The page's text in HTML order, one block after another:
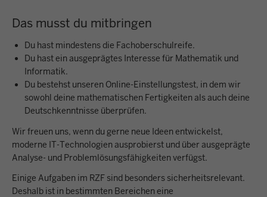
Das musst du mitbringen
Du hast mindestens die Fachoberschulreife.
Du hast ein ausgeprägtes Interesse für Mathematik und
Informatik.
Du bestehst unseren Online-Einstellungstest, in dem wir
sowohl deine mathematischen Fertigkeiten als auch deine
Deutschkenntnisse überprüfen.
Wir freuen uns, wenn du gerne neue Ideen entwickelst,
moderne IT-Technologien ausprobierst und über ausgeprägte
Analyse- und Problemlösungsfähigkeiten verfügst.
Einige Aufgaben im RZF sind besonders sicherheitsrelevant.
Deshalb ist in bestimmten Bereichen eine